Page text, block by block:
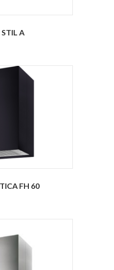
A
FH 60